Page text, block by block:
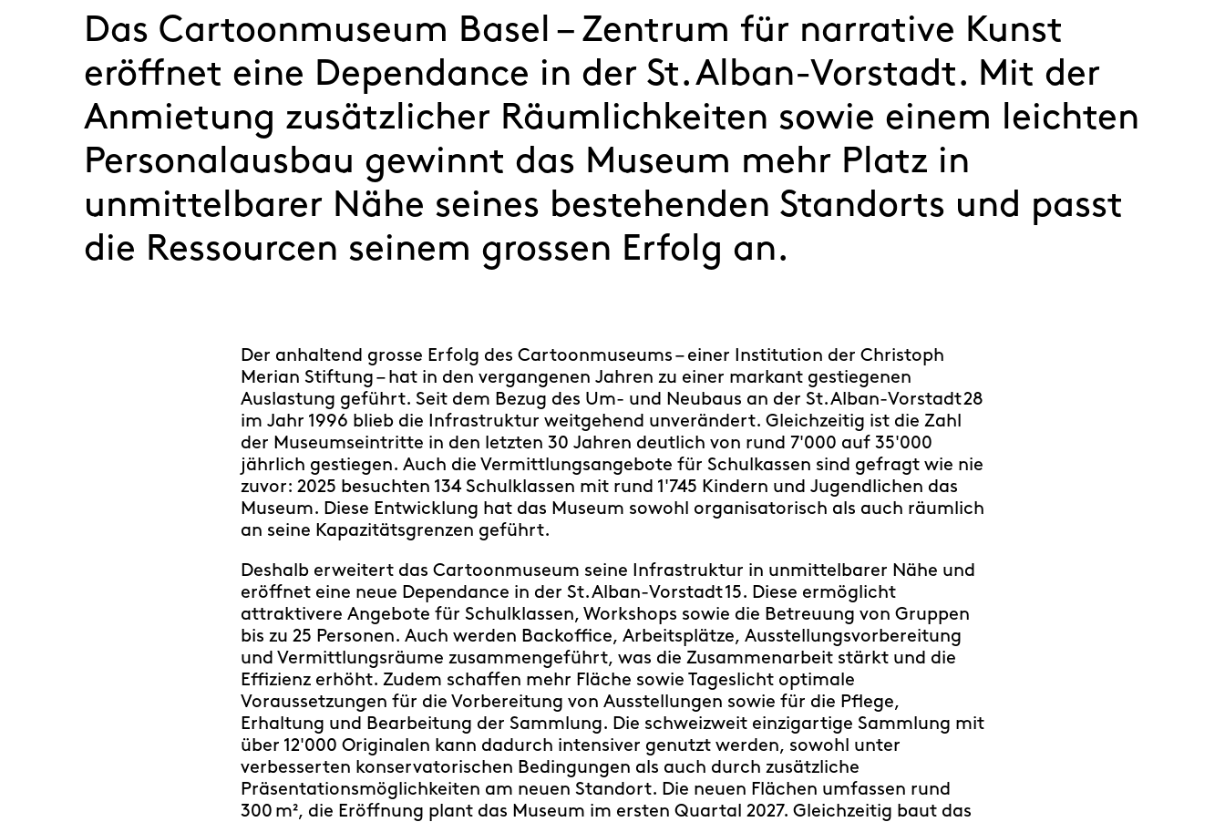
Das Cartoonmuseum Basel – Zentrum für narrative Kunst
eröffnet eine Dependance in der St. Alban-Vorstadt. Mit der
Anmietung zusätzlicher Räumlichkeiten sowie einem leichten
Personalausbau gewinnt das Museum mehr Platz in
unmittelbarer Nähe seines bestehenden Standorts und passt
die Ressourcen seinem grossen Erfolg an.
Der anhaltend grosse Erfolg des Cartoonmuseums – einer Institution der Christoph
Merian Stiftung – hat in den vergangenen Jahren zu einer markant gestiegenen
Auslastung geführt. Seit dem Bezug des Um- und Neubaus an der St. Alban-Vorstadt 28
im Jahr 1996 blieb die Infrastruktur weitgehend unverändert. Gleichzeitig ist die Zahl
der Museumseintritte in den letzten 30 Jahren deutlich von rund 7'000 auf 35'000
jährlich gestiegen. Auch die Vermittlungsangebote für Schulkassen sind gefragt wie nie
zuvor: 2025 besuchten 134 Schulklassen mit rund 1'745 Kindern und Jugendlichen das
Museum. Diese Entwicklung hat das Museum sowohl organisatorisch als auch räumlich
an seine Kapazitätsgrenzen geführt.
Deshalb erweitert das Cartoonmuseum seine Infrastruktur in unmittelbarer Nähe und
eröffnet eine neue Dependance in der St. Alban-Vorstadt 15. Diese ermöglicht
attraktivere Angebote für Schulklassen, Workshops sowie die Betreuung von Gruppen
bis zu 25 Personen. Auch werden Backoffice, Arbeitsplätze, Ausstellungsvorbereitung
und Vermittlungsräume zusammengeführt, was die Zusammenarbeit stärkt und die
Effizienz erhöht. Zudem schaffen mehr Fläche sowie Tageslicht optimale
Voraussetzungen für die Vorbereitung von Ausstellungen sowie für die Pflege,
Erhaltung und Bearbeitung der Sammlung. Die schweizweit einzigartige Sammlung mit
über 12'000 Originalen kann dadurch intensiver genutzt werden, sowohl unter
verbesserten konservatorischen Bedingungen als auch durch zusätzliche
Präsentationsmöglichkeiten am neuen Standort. Die neuen Flächen umfassen rund
300 m², die Eröffnung plant das Museum im ersten Quartal 2027. Gleichzeitig baut das